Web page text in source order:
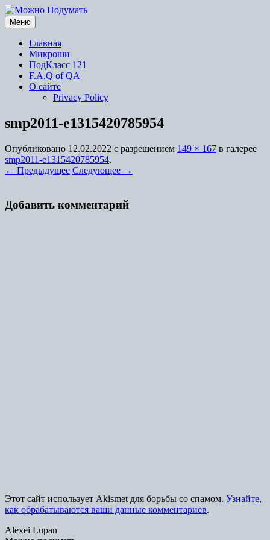
Перейти
к
содержимому
Меню
Главная
Микроши
ПодКласс 121
F.A.Q of QA
О сайте
Privacy Policy
smp2011-e1315420785954
Опубликовано 12.02.2022 с разрешением 149 × 167 в галерее
smp2011-e1315420785954.
← Предыдущее Следующее →
Добавить комментарий
Этот сайт использует Akismet для борьбы со спамом. Узнайте,
как обрабатываются ваши данные комментариев.
Alexei Lupan